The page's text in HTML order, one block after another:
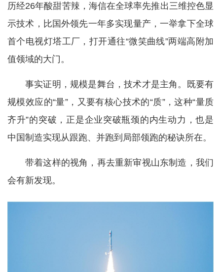
历经26年酸甜苦辣，海信在全球率先推出三维控色显
示技术，比国外领先一年多实现量产，一举拿下全球
首个电视灯塔工厂，打开通往“微笑曲线”两端高附加
值领域的大门。
事实证明，规模是舞台，技术才是主角。既要有
规模效应的“量”，又要有核心技术的“质”，这种“量质
齐升”的突破，正是企业突破瓶颈的内生动力，也是
中国制造实现从跟跑、并跑到局部领跑的秘诀所在。
带着这样的视角，再去重新审视山东制造，我们
会有新发现。